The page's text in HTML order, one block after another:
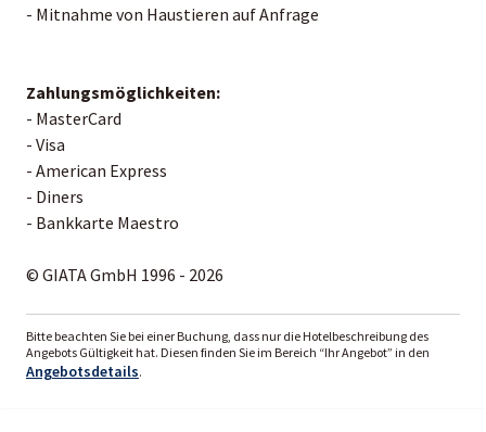
- Mitnahme von Haustieren auf Anfrage
Zahlungsmöglichkeiten:
- MasterCard
- Visa
- American Express
- Diners
- Bankkarte Maestro
© GIATA GmbH 1996 - 2026
Bitte beachten Sie bei einer Buchung, dass nur die Hotelbeschreibung des
Angebots Gültigkeit hat. Diesen finden Sie im Bereich “Ihr Angebot” in den
Angebotsdetails.